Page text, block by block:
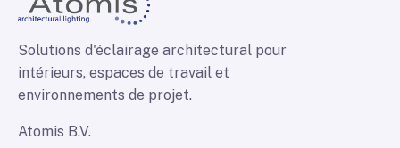
Solutions d'éclairage architectural pour
intérieurs, espaces de travail et
environnements de projet.
Atomis B.V.